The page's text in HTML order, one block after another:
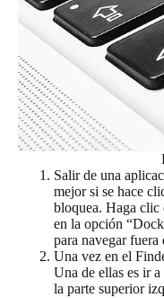
Salir de una
mejor si se hace
bloquea. Haga
en la opción
para navegar
Una vez en el
Una de ellas es ir
la parte superior